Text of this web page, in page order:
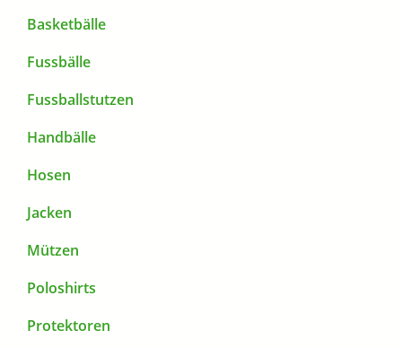
Basketbälle
Fussbälle
Fussballstutzen
Handbälle
Hosen
Jacken
Mützen
Poloshirts
Protektoren